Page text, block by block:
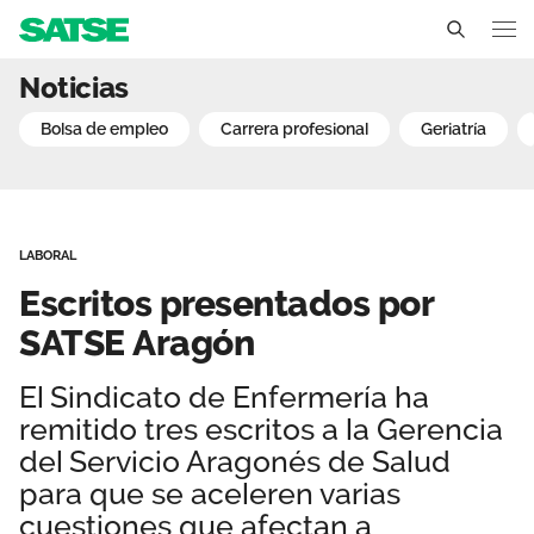
Delegados Sindicales
Estructura organizativa
Secciones sindicales
Servicios
Ventajas
Actualidad
Temas
Noticias
Sala de prensa
Aragón
Contáctanos
Escritos presentados por
Noticias
bolsa de empleo carrera profesional geriatría
LABORAL
Escritos presentados por
SATSE Aragón
El Sindicato de Enfermería ha
remitido tres escritos a la Gerencia
del Servicio Aragonés de Salud
para que se aceleren varias
cuestiones que afectan a